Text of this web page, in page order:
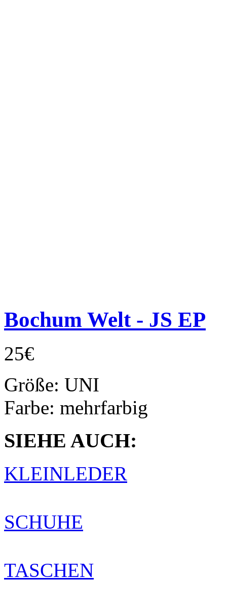
Bochum Welt - JS EP
25€
Größe: UNI
Farbe: mehrfarbig
SIEHE AUCH:
KLEINLEDER
SCHUHE
TASCHEN